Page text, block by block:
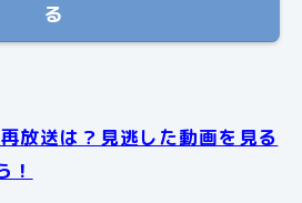
る
放送は？見逃した動画を見る
！